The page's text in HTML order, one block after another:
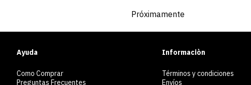
Próximamente
Ayuda
Como Comprar
Preguntas Frecuentes
Informaciòn
Términos y condiciones
Envíos